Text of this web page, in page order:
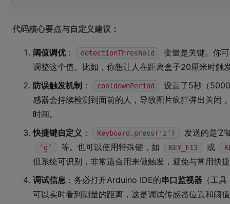
代码核心要点与自定义建议：
阈值调优 ： detectionThreshold
变量是关键。你
调整这个值。比如，你想让人在距离盒子20厘米时触
防误触发机制 ： cooldownPeriod
设置了5秒（
感器会持续检测到面前的人，导致图片疯狂弹出关闭
时间。
快捷键自定义 ： Keyboard.press('z') 发送的是
‘g’ 等。也可以使用特殊键，如 KEY_F13 或
但系统可识别，非常适合用来做触发，避免与常用快
调试信息 ：务必打开Arduino IDE的串口监视器 （工
可以实时看到测量的距离，这是调试传感器位置和阈